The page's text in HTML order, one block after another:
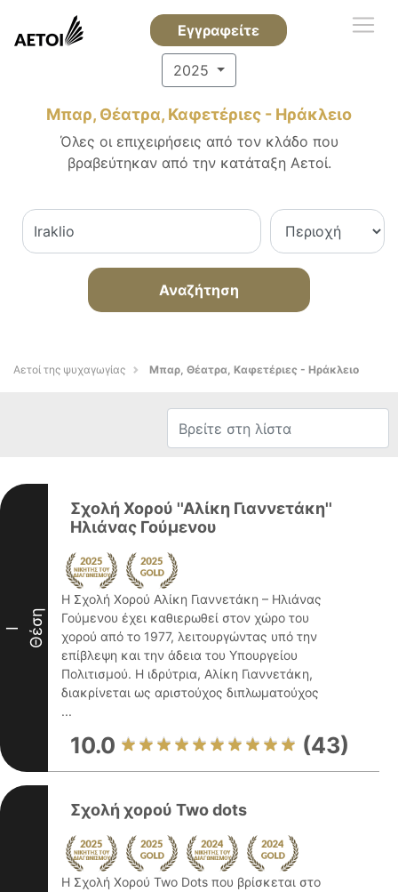
Εγγραφείτε
2025
Μπαρ, Θέατρα, Καφετέριες - Ηράκλειο
Όλες οι επιχειρήσεις από τον κλάδο που
βραβεύτηκαν από την κατάταξη Αετοί.
Αναζήτηση
Αετοί της ψυχαγωγίας Μπαρ, Θέατρα, Καφετέριες - Ηράκλειο
I Θέση
Σχολή Χορού ''Αλίκη Γιαννετάκη''
Ηλιάνας Γούμενου
Η Σχολή Χορού Αλίκη Γιαννετάκη – Ηλιάνας
Γούμενου έχει καθιερωθεί στον χώρο του
χορού από το 1977, λειτουργώντας υπό την
επίβλεψη και την άδεια του Υπουργείου
Πολιτισμού. Η ιδρύτρια, Αλίκη Γιαννετάκη,
διακρίνεται ως αριστούχος διπλωματούχος
...
10.0 (43)
Σχολή χορού Two dots
Η Σχολή Χορού Two Dots που βρίσκεται στο